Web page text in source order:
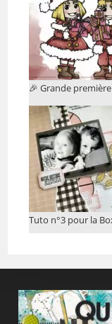
🎉 Grande
Tuto n°3 pour la